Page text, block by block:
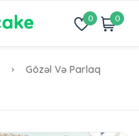
0 0
Gözəl Və Parlaq